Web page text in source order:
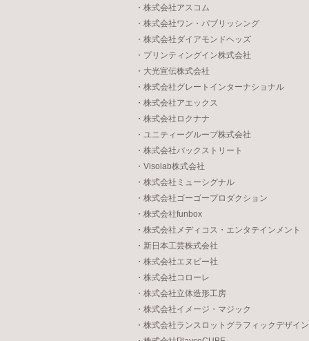
・株式会社アスコム
・株式会社ワン・パブリッシング
・株式会社ダイアモンドヘッズ
・プリンティングイン株式会社
・大光宣伝株式会社
・株式会社グレートインターナショナル
・株式会社アエックス
・株式会社ロクナナ
・ユニティーグループ株式会社
・株式会社バックストリート
・Visolab株式会社
・株式会社ミューシグナル
・株式会社ゴーゴープロダクション
・株式会社funbox
・株式会社メディコス・エンタテインメント
・新日本工芸株式会社
・株式会社エヌビー社
・株式会社コローレ
・株式会社立体造形工房
・株式会社イメージ・マジック
・株式会社ランスロットグラフィックデザイン